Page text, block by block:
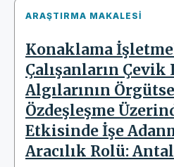
ARAŞTIRMA MAKALESI
Konaklama
Çalışanların
Algılarının
Özdeşleşme
Etkisinde İşe
Aracılık Rolü: